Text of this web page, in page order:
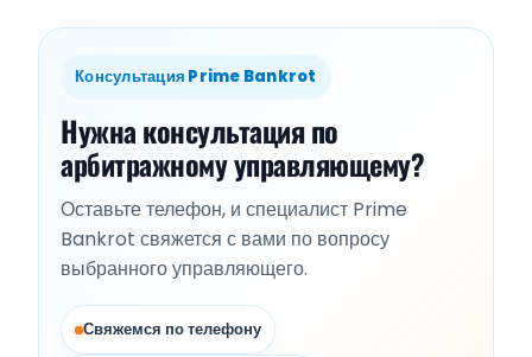
Консультация Prime Bankrot
Нужна консультация по
арбитражному управляющему?
Оставьте телефон, и специалист Prime
Bankrot свяжется с вами по вопросу
выбранного управляющего.
Свяжемся по телефону